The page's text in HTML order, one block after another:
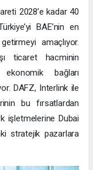
2028’e kadar 40
BAE’nin en
amaçlıyor.
ticaret hacminin
bağları
DAFZ, Interlink ile
bu fırsatlardan
işletmelerine Dubai
stratejik pazarlara